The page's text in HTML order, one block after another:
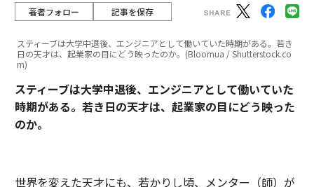
著者フォロー 記事を保存
スティーブは大学中退後、エンジニアとして働いていた時期がある。若き
日の天才は、起業家の目にどう映ったのか。(Bloomua / Shutterstock.co
m)
スティーブは大学中退後、エンジニアとして働いていた
時期がある。若き日の天才は、起業家の目にどう映った
のか。
世界を変えた天才にも、若かりし頃、メンター（師）が